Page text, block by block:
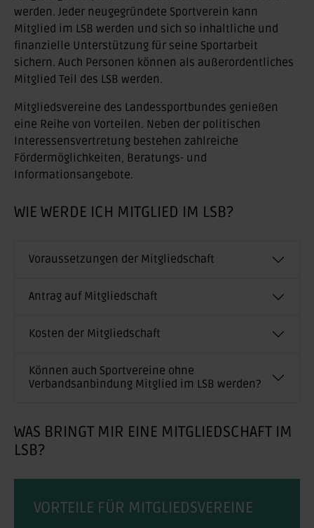
werden. Jeder neugegründete Sportverein kann
Mitglied im LSB werden und sich so inhaltliche und
finanzielle Unterstützung für seine Sportarbeit
sichern. Auch Personen können als außerordentliches
Mitglied Teil des LSB werden.
Mitgliedsvereine des Landessportbundes genießen
eine Reihe von Vorteilen. Neben der politischen
Interessensvertretung bestehen zahlreiche
Fördermöglichkeiten, Beratungs- und
Informationsangebote.
WIE WERDE ICH MITGLIED IM LSB?
Voraussetzungen der Mitgliedschaft
Antrag auf Mitgliedschaft
Kosten der Mitgliedschaft
Können auch Sportvereine ohne
Verbandsanbindung Mitglied im LSB werden?
WAS BRINGT MIR EINE MITGLIEDSCHAFT IM
LSB?
VORTEILE FÜR MITGLIEDSVEREINE